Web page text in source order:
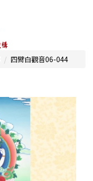
四臂白觀音06-044